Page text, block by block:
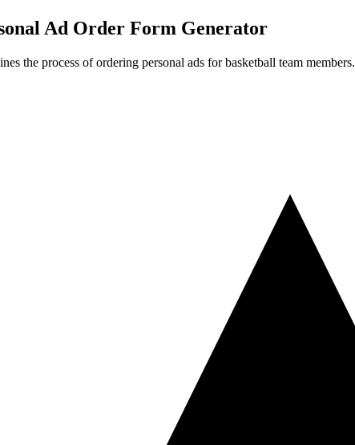
Ad Order Form Generator
the process of ordering personal ads for basketball team members.